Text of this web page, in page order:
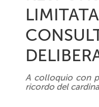
A colloquio con
ricordo del